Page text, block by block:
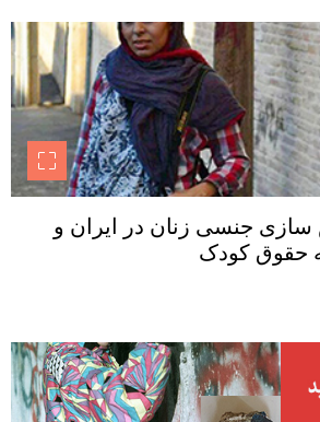
سازی جنسی زنان در ایران و
حقوق کودک